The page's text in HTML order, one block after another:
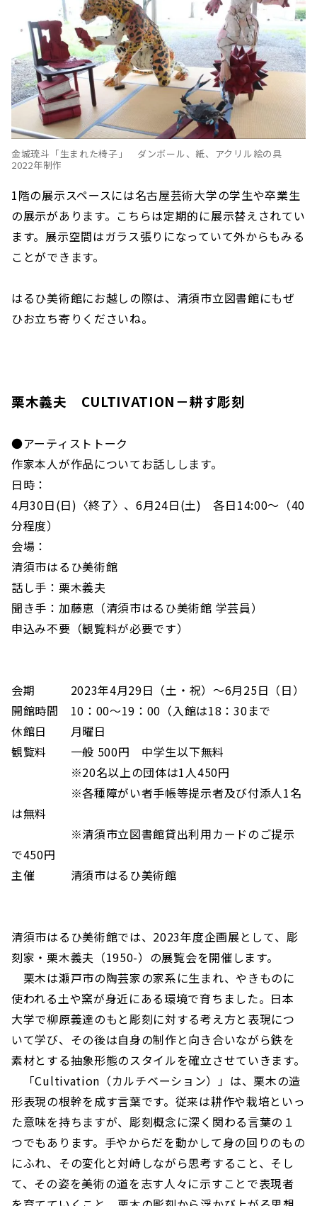
金城琉斗「生まれた椅子」 ダンボール、紙、アクリル絵の具
2022年制作
1階の展示スペースには名古屋芸術大学の学生や卒業生
の展示があります。こちらは定期的に展示替えされてい
ます。展示空間はガラス張りになっていて外からもみる
ことができます。
はるひ美術館にお越しの際は、清須市立図書館にもぜ
ひお立ち寄りくださいね。
栗木義夫 CULTIVATION－耕す彫刻
●アーティストトーク
作家本人が作品についてお話しします。
日時：
4月30日(日)〈終了〉、6月24日(土) 各日14:00～（40
分程度）
会場：
清須市はるひ美術館
話し手：栗木義夫
聞き手：加藤恵（清須市はるひ美術館 学芸員）
申込み不要（観覧料が必要です）
会期 2023年4月29日（土・祝）～6月25日（日）
開館時間 10：00〜19：00（入館は18：30まで
休館日 月曜日
観覧料 一般 500円 中学生以下無料
※20名以上の団体は1人450円
※各種障がい者手帳等提示者及び付添人1名
は無料
※清須市立図書館貸出利用カードのご提示
で450円
主催 清須市はるひ美術館
清須市はるひ美術館では、2023年度企画展として、彫
刻家・栗木義夫（1950-）の展覧会を開催します。
栗木は瀬戸市の陶芸家の家系に生まれ、やきものに
使われる土や窯が身近にある環境で育ちました。日本
大学で柳原義達のもと彫刻に対する考え方と表現につ
いて学び、その後は自身の制作と向き合いながら鉄を
素材とする抽象形態のスタイルを確立させていきます。
「Cultivation（カルチベーション）」は、栗木の造
形表現の根幹を成す言葉です。従来は耕作や栽培といっ
た意味を持ちますが、彫刻概念に深く関わる言葉の１
つでもあります。手やからだを動かして身の回りのもの
にふれ、その変化と対峙しながら思考すること、そし
て、その姿を美術の道を志す人々に示すことで表現者